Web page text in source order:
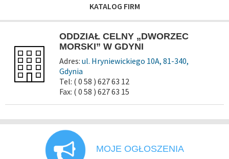
KATALOG FIRM
ODDZIAŁ CELNY „DWORZEC
MORSKI” W GDYNI
Adres: ul. Hryniewickiego 10A, 81-340,
Gdynia
Tel: ( 0 58 ) 627 63 12
Fax: ( 0 58 ) 627 63 15
MOJE OGŁOSZENIA